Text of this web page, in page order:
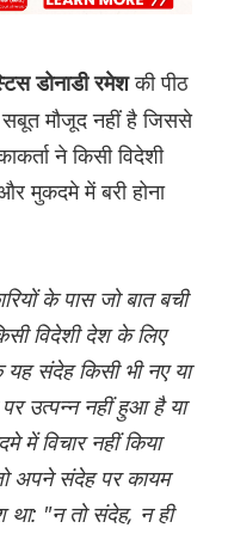
डोनाडी रमेशकी पीठ
सबूत मौजूद नहीं है जिससे
ने किसी विदेशी
मुकदमे में बरी होना
के पास जो बात बची
विदेशी देश के लिए
संदेह किसी भी नए या
उत्पन्न नहीं हुआ है या
विचार नहीं किया
अपने संदेह पर कायम
था: "न तो संदेह, न ही